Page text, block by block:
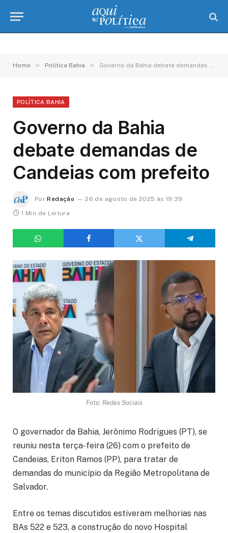
Home » Política Bahia » Governo da Bahia debate demandas de Candeias com prefeito
POLÍTICA BAHIA
Governo da Bahia
debate demandas de
Candeias com prefeito
Por Redação
26 de agosto de 2025 às 19:39
1 Min de Leitura
Foto: Redes Sociais
O governador da Bahia, Jerônimo Rodrigues (PT), se
reuniu nesta terça-feira (26) com o prefeito de
Candeias, Eriton Ramos (PP), para tratar de
demandas do município da Região Metropolitana de
Salvador.
Entre os temas discutidos estiveram melhorias nas
BAs 522 e 523, a construção do novo Hospital